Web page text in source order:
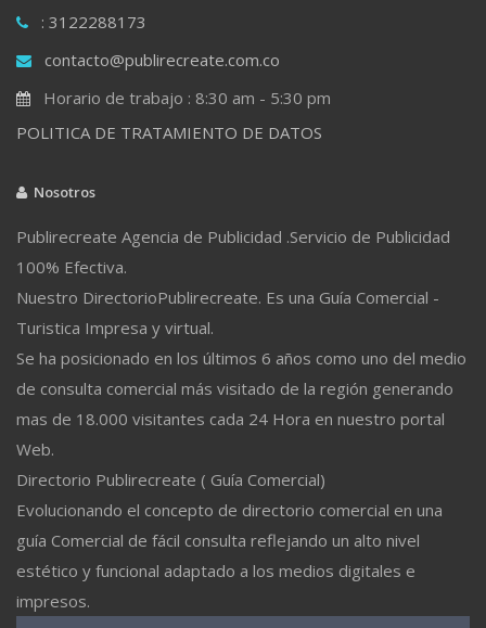
: 3122288173
contacto@publirecreate.com.co
Horario de trabajo : 8:30 am - 5:30 pm
POLITICA DE TRATAMIENTO DE DATOS
Nosotros
Publirecreate Agencia de Publicidad .Servicio de Publicidad
100% Efectiva.
Nuestro DirectorioPublirecreate. Es una Guía Comercial -
Turistica Impresa y virtual.
Se ha posicionado en los últimos 6 años como uno del medio
de consulta comercial más visitado de la región generando
mas de 18.000 visitantes cada 24 Hora en nuestro portal
Web.
Directorio Publirecreate ( Guía Comercial)
Evolucionando el concepto de directorio comercial en una
guía Comercial de fácil consulta reflejando un alto nivel
estético y funcional adaptado a los medios digitales e
impresos.